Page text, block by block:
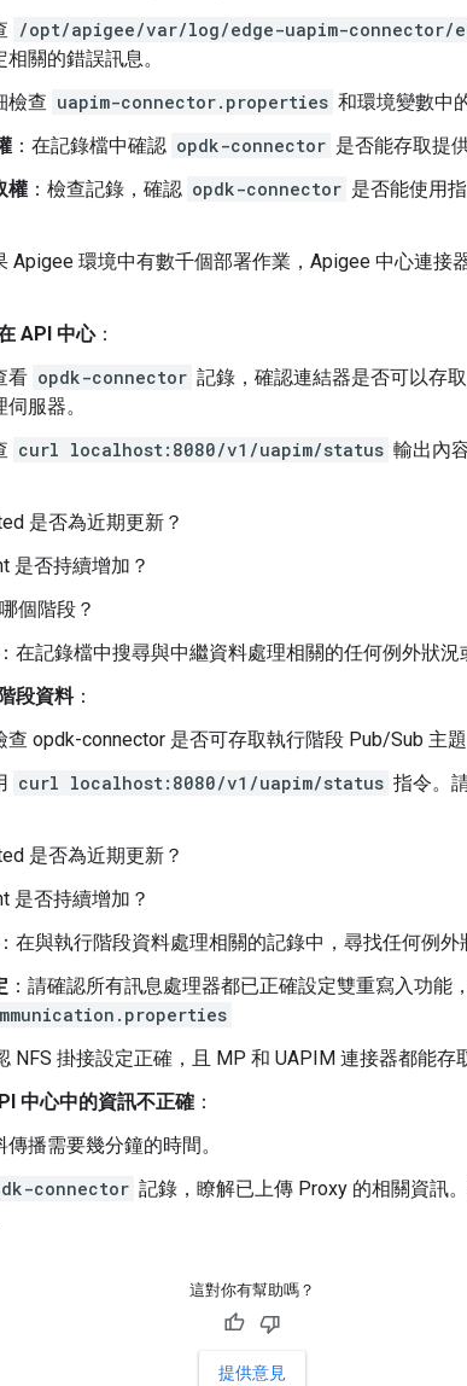
/opt/apigee/var/log/edge-uapim-connector/
關的錯誤訊息。
檢查 uapim-connector.properties 和環境變數中
：在記錄檔中確認 opdk-connector 是否能存取提
權 ：檢查記錄，確認 opdk-connector 是否能使用
Apigee 環境中有數千個部署作業，Apigee 中心連接
API 中心：
看 opdk-connector 記錄，確認連結器是否可以存
服器。
curl localhost:8080/v1/uapim/status 輸出內
是否為近期更新？
是否持續增加？
個階段？
：在記錄檔中搜尋與中繼資料處理相關的任何例外狀況
段資料：
查 opdk-connector 是否可存取執行階段 Pub/Sub 主
curl localhost:8080/v1/uapim/status 指令。
是否為近期更新？
是否持續增加？
：在與執行階段資料處理相關的記錄中，尋找任何例外
：請確認所有訊息處理器都已正確設定雙重寫入功能
NFS 掛接設定正確，且 MP 和 UAPIM 連接器都能存
中心中的資訊不正確 ：
傳播需要幾分鐘的時間。
connector 記錄，瞭解已上傳 Proxy 的相關資訊
這對你有幫助嗎？
提供意見